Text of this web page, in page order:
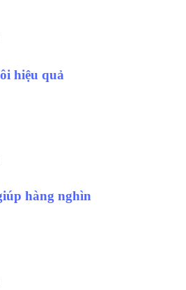
hiệu quả
hàng nghìn